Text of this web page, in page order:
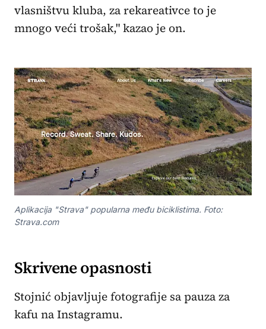
vlasništvu kluba, za rekareativce to je
mnogo veći trošak," kazao je on.
Aplikacija "Strava" popularna među biciklistima. Foto:
Strava.com
Skrivene opasnosti
Stojnić objavljuje fotografije sa pauza za
kafu na Instagramu.